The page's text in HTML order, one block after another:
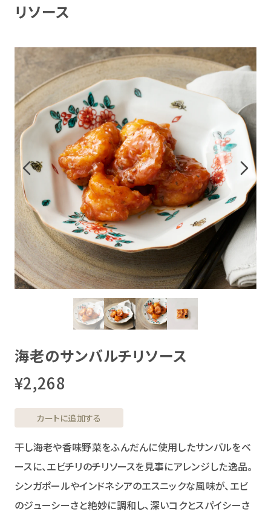
リソース
海老のサンバルチリソース
¥2,268
カートに追加する
干し海老や香味野菜をふんだんに使用したサンバルをベ
ースに、エビチリのチリソースを見事にアレンジした逸品。
シンガポールやインドネシアのエスニックな風味が、エビ
のジューシーさと絶妙に調和し、深いコクとスパイシーさ